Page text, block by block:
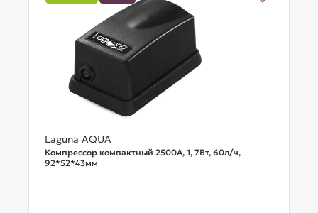
Laguna AQUA
Компрессор компактный 2500A, 1, 7Вт, 60л/ч,
92*52*43мм